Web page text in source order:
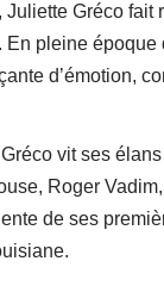
Juliette Gréco fait
pleine époque
d’émotion,
vit ses
Roger
de ses